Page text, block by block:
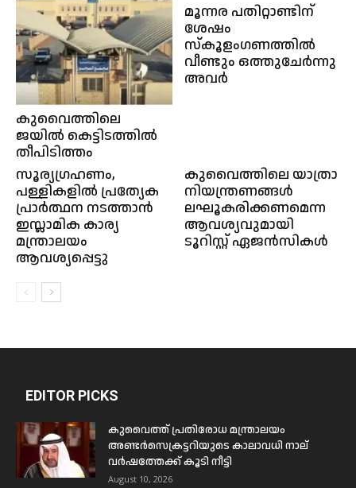
കുവൈത്തിലെ
ജയിൽ കെട്ടിടത്തിൽ
തീപിടിത്തം
മൂന്നര പതിറ്റാണ്ടിന്
ശേഷം
സ്കൂളംഗണത്തില്‍
വീണ്ടും ഒത്തുചേർന്നു
അവർ
സൂര്യഗ്രഹണം,
പള്ളികളിൽ പ്രത്യേക
പ്രാർത്ഥന നടത്താൻ
ഇസ്ലാമിക കാര്യ
മന്ത്രാലയം
ആവശ്യപ്പെട്ടു
കുവൈത്തിലെ യാത്രാ
നിയന്ത്രണങ്ങൾ
ലഘൂകരിക്കണമെന്ന
ആവശ്യവുമായി
ടൂറിസ്റ്റ് ഏജൻസികൾ
EDITOR PICKS
കുവൈത്ത് പ്രതിരോധ മന്ത്രാലയം
അണ്ടർസെക്രട്ടറിയുടെ കാലാവധി നാല്
വർഷത്തേക്ക് കൂടി നീട്ടി
August 10, 2026